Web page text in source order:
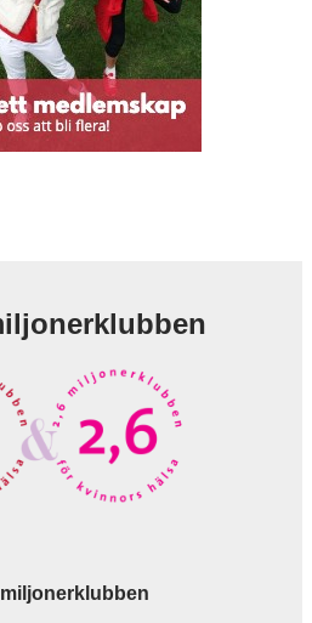
miljonerklubben